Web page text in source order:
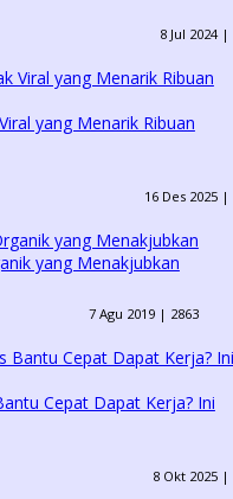
8 Jul 2024 |
yang Menarik Ribuan
16 Des 2025 |
yang Menakjubkan
7 Agu 2019 | 2863
Cepat Dapat Kerja? Ini
8 Okt 2025 |